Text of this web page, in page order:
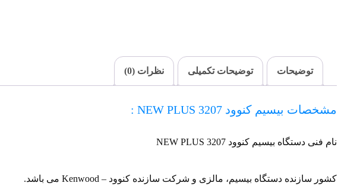
توضیحات توضیحات تکمیلی نظرات (0)
مشخصات بیسیم کنوود 3207 NEW PLUS :
نام فنی دستگاه بیسیم کنوود 3207 NEW PLUS
کشور سازنده دستگاه بیسیم، مالزی و شرکت سازنده کنوود – Kenwood می باشد.